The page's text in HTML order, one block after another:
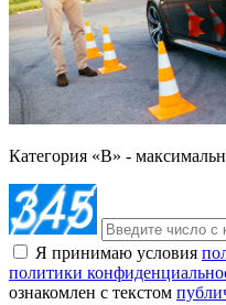
Категория «B» -
Я принимаю условия
политики
ознакомлен с текстом